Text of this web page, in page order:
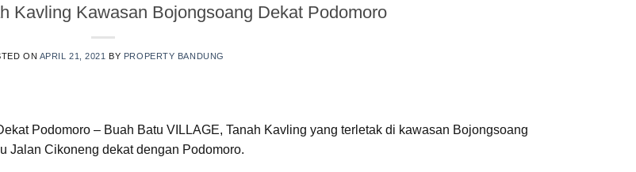
Kavling Kawasan Bojongsoang Dekat Podomoro
ON APRIL 21, 2021 BY PROPERTY BANDUNG
Podomoro – Buah Batu VILLAGE, Tanah Kavling yang terletak di kawasan Bojongsoang
Jalan Cikoneng dekat dengan Podomoro.